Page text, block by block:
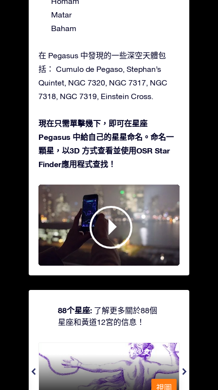
Matar
Baham
在 Pegasus 中發現的一些深空天體包
括： Cumulo de Pegaso, Stephan’s
Quintet, NGC 7320, NGC 7317, NGC
7318, NGC 7319, Einstein Cross.
現在只需單擊幾下，即可在星座
Pegasus 中給自己的星星命名。命名一
顆星，以3D 方式查看並使用OSR Star
Finder應用程式查找！
88个星座: 了解更多關於88個
星座和黃道12宮的信息！
Andromeda - 被鐵鍊鎖著的少女
視圖